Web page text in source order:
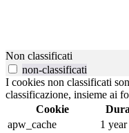
Non classificati
non-classificati
I cookies non classificati
classificazione, insieme ai
Cookie
apw_cache
1 year